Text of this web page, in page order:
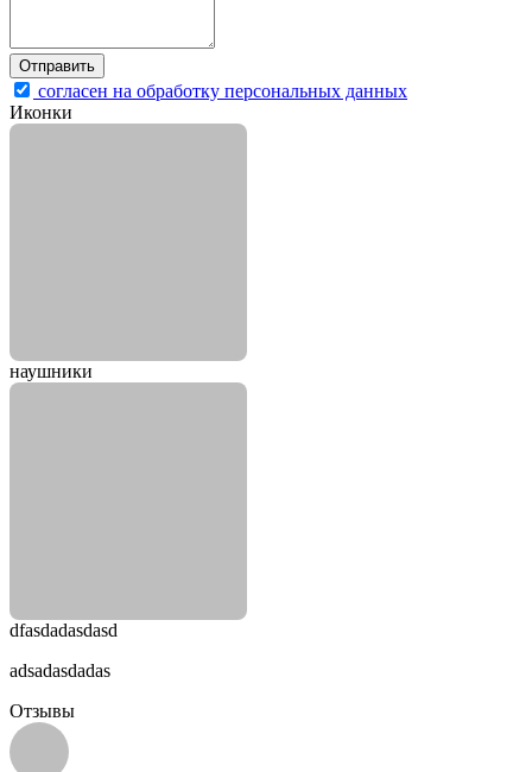
согласен на обработку персональных данных
Иконки
наушники
dfasdadasdasd
adsadasdadas
Отзывы